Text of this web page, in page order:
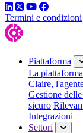
LinkedIn
TwitterYouTube
Facebook
Termini e condizioni
Piattaforma
La
Claire,
Gestione
sicuro
Integrazioni
Settori